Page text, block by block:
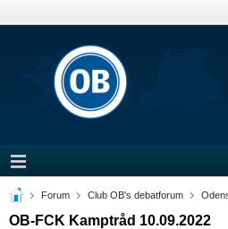
Forum Club OB's debatforum
OB-FCK Kamptråd 10.09.2022